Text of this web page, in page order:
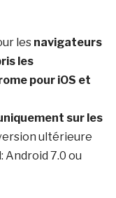
les navigateurs
les
pour iOS et
sur les
ultérieure
Android 7.0 ou